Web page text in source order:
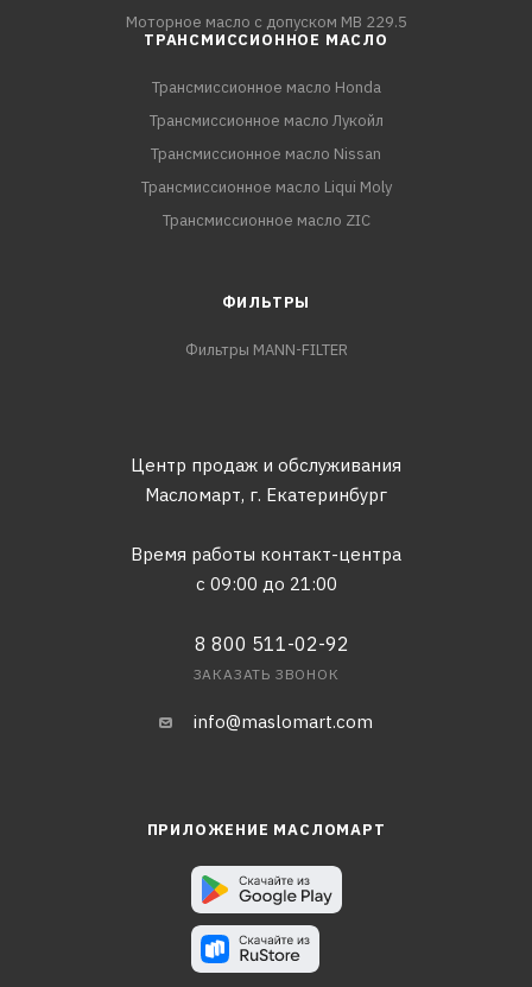
Моторное масло с допуском MB 229.5
ТРАНСМИССИОННОЕ МАСЛО
Трансмиссионное масло Honda
Трансмиссионное масло Лукойл
Трансмиссионное масло Nissan
Трансмиссионное масло Liqui Moly
Трансмиссионное масло ZIC
ФИЛЬТРЫ
Фильтры MANN-FILTER
Центр продаж и обслуживания
Масломарт, г. Екатеринбург
Время работы контакт-центра
с 09:00 до 21:00
8 800 511-02-92
ЗАКАЗАТЬ ЗВОНОК
info@maslomart.com
ПРИЛОЖЕНИЕ МАСЛОМАРТ